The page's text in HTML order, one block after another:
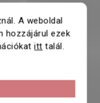
A weboldal
hozzájárul ezek
itt talál.